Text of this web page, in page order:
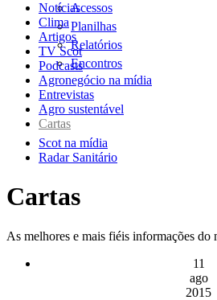
Acessos
Planilhas
Relatórios
Encontros
Notícias
Clima
Artigos
TV Scot
Podcasts
Agronegócio na mídia
Entrevistas
Agro sustentável
Cartas
Scot na mídia
Radar Sanitário
Cartas
As melhores e mais fiéis informações do
11
ago
2015